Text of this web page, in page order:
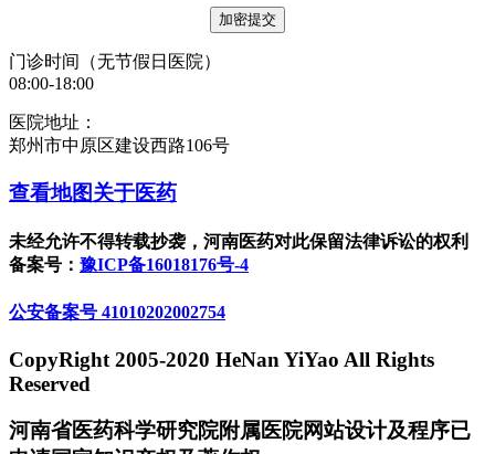
门诊时间（无节假日医院）
08:00-18:00
医院地址：
郑州市中原区建设西路106号
查看地图关于医药
未经允许不得转载抄袭，河南医药对此保留法律诉讼的权利
备案号： 豫ICP备16018176号-4
公安备案号 41010202002754
CopyRight 2005-2020 HeNan YiYao All Rights
Reserved
河南省医药科学研究院附属医院网站设计及程序已